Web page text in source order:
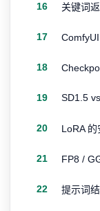
16 关键词
17
18
19 SD1.5
20 LoRA 的
21 FP8 /
22 提示词